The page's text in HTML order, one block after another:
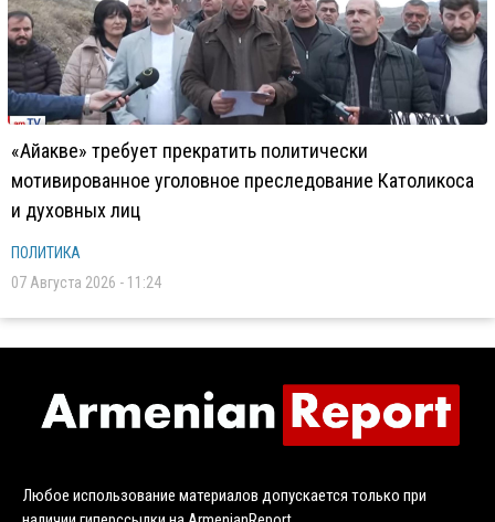
«Айакве» требует прекратить политически
мотивированное уголовное преследование Католикоса
и духовных лиц
ПОЛИТИКА
07 Августа 2026 - 11:24
Любое использование материалов допускается только при